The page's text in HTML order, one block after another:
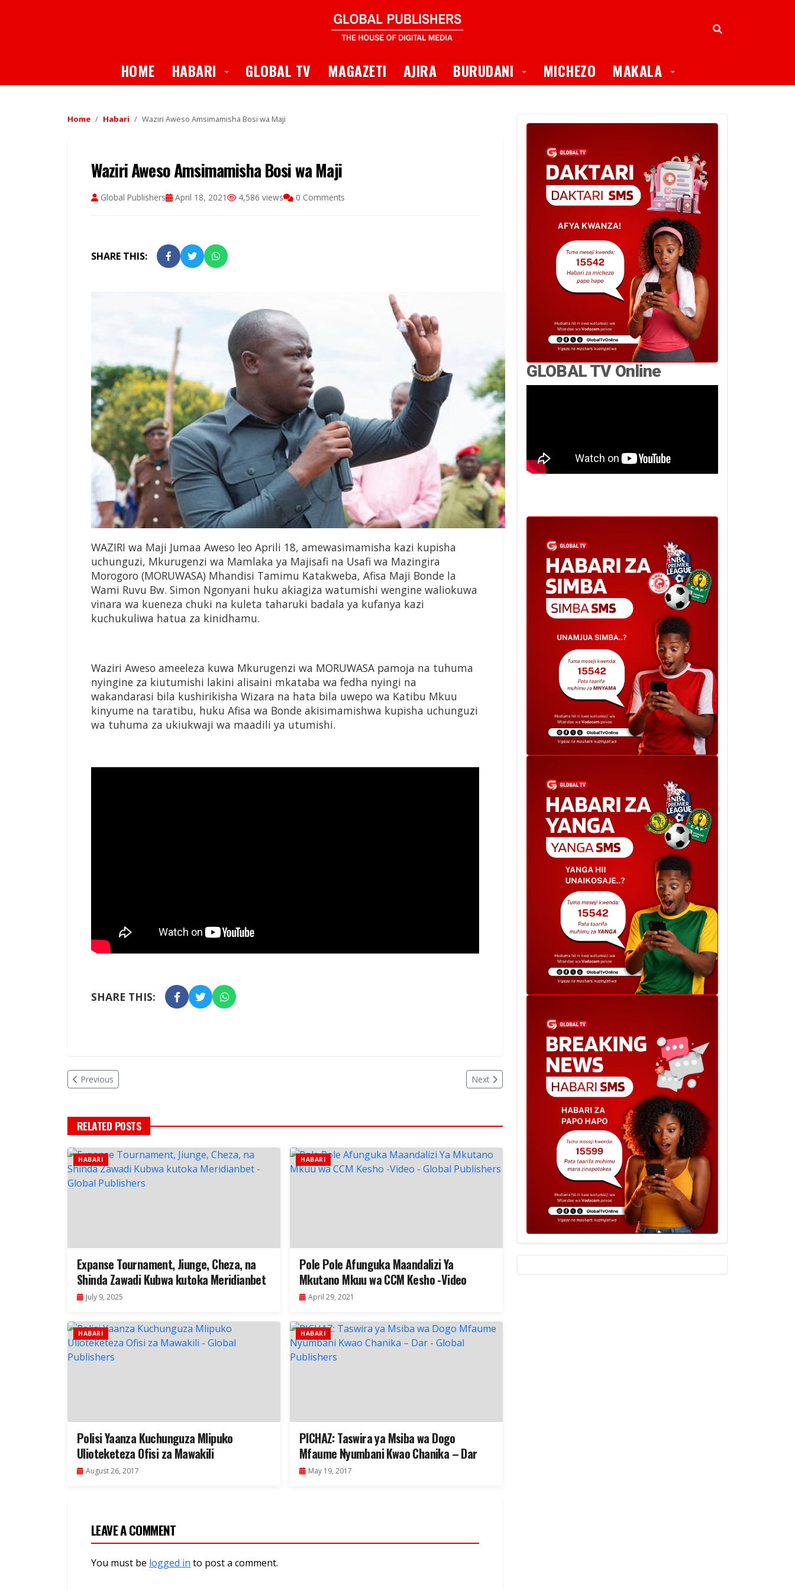
HOME HABARI Toggle Dropdown
GLOBAL TV MAGAZETI AJIRA BURUDANI Toggle Dropdown
MICHEZO MAKALA Toggle Dropdown
Home Habari Waziri Aweso Amsimamisha Bosi wa Maji
Waziri Aweso Amsimamisha Bosi wa Maji
Global Publishers April 18, 2021 4,586 views 0 Comments
SHARE THIS:
WAZIRI wa Maji Jumaa Aweso leo Aprili 18, amewasimamisha kazi kupisha
uchunguzi, Mkurugenzi wa Mamlaka ya Majisafi na Usafi wa Mazingira
Morogoro (MORUWASA) Mhandisi Tamimu Katakweba, Afisa Maji Bonde la
Wami Ruvu Bw. Simon Ngonyani huku akiagiza watumishi wengine waliokuwa
vinara wa kueneza chuki na kuleta taharuki badala ya kufanya kazi
kuchukuliwa hatua za kinidhamu.
Waziri Aweso ameeleza kuwa Mkurugenzi wa MORUWASA pamoja na tuhuma
nyingine za kiutumishi lakini alisaini mkataba wa fedha nyingi na
wakandarasi bila kushirikisha Wizara na hata bila uwepo wa Katibu Mkuu
kinyume na taratibu, huku Afisa wa Bonde akisimamishwa kupisha uchunguzi
wa tuhuma za ukiukwaji wa maadili ya utumishi.
SHARE THIS:
Previous Next
RELATED POSTS
HABARI
Expanse Tournament, Jiunge, Cheza, na
Shinda Zawadi Kubwa kutoka Meridianbet
July 9, 2025
HABARI
Pole Pole Afunguka Maandalizi Ya
Mkutano Mkuu wa CCM Kesho -Video
April 29, 2021
HABARI
Polisi Yaanza Kuchunguza Mlipuko
Ulioteketeza Ofisi za Mawakili
August 26, 2017
HABARI
PICHAZ: Taswira ya Msiba wa Dogo
Mfaume Nyumbani Kwao Chanika – Dar
May 19, 2017
LEAVE A COMMENT
You must be logged in to post a comment.
GLOBAL TV Online